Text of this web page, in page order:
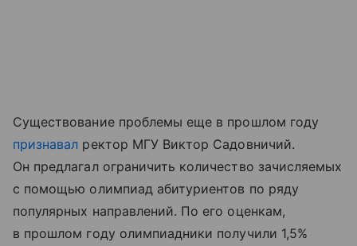
Существование проблемы еще в прошлом году
признавал ректор МГУ Виктор Садовничий.
Он предлагал ограничить количество зачисляемых
с помощью олимпиад абитуриентов по ряду
популярных направлений. По его оценкам,
в прошлом году олимпиадники получили 1,5%